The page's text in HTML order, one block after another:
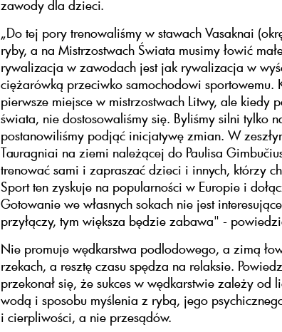
zawody dla dzieci.
„Do tej pory trenowaliśmy w stawach Vasaknai
ryby, a na Mistrzostwach Świata musimy łowić
rywalizacja w zawodach jest jak rywalizacja w
ciężarówką przeciwko samochodowi sportowemu.
pierwsze miejsce w mistrzostwach Litwy, ale kiedy
świata, nie dostosowaliśmy się. Byliśmy silni tylko
postanowiliśmy podjąć inicjatywę zmian. W
Tauragniai na ziemi należącej do Paulisa
trenować sami i zapraszać dzieci i innych, którzy
Sport ten zyskuje na popularności w Europie i
Gotowanie we własnych sokach nie jest
przyłączy, tym większa będzie zabawa" -
Nie promuje wędkarstwa podlodowego, a zimą
rzekach, a resztę czasu spędza na relaksie.
przekonał się, że sukces w wędkarstwie zależy od
wodą i sposobu myślenia z rybą, jego
i cierpliwości, a nie przesądów.